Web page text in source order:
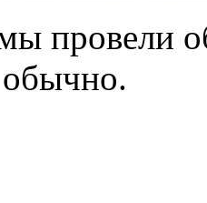
провели